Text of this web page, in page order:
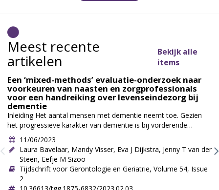
Meest recente
artikelen
Bekijk alle
items
Een ‘mixed-methods’ evaluatie-onderzoek naar
voorkeuren van naasten en zorgprofessionals
voor een handreiking over levenseindezorg bij
dementie
Inleiding Het aantal mensen met dementie neemt toe. Gezien
het progressieve karakter van dementie is bij vorderende
dementie een palliatieve…
11/06/2023
Laura Bavelaar, Mandy Visser, Eva J Dijkstra, Jenny T van der
Steen, Eefje M Sizoo
Tijdschrift voor Gerontologie en Geriatrie, Volume 54, Issue
2